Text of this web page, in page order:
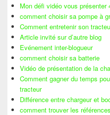
Mon défi vidéo vous
comment choisir sa pompe à
Comment entretenir son
Article invité sur d’autre blog
Evénement inter-blogueur
comment choisir sa batterie
Vidéo de présentation de la
Comment gagner du temps
tracteur
Différence entre chargeur et
comment trouver les